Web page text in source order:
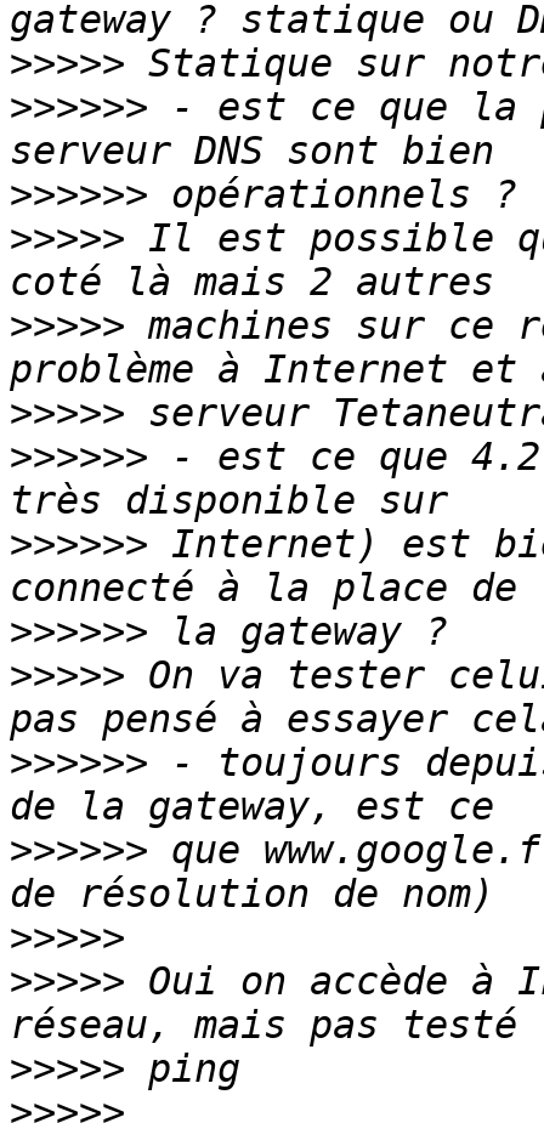
>>>>>
>>>>>> - est ce que la
>>>>>>
>>>>> Il est possible
>>>>> machines sur ce
>>>>>
>>>>>> - est ce que
>>>>>> Internet) est
>>>>>>
>>>>> On va tester
>>>>>> - toujours
>>>>>> que
>>>>>
>>>>> Oui on accède à
>>>>>
>>>>>